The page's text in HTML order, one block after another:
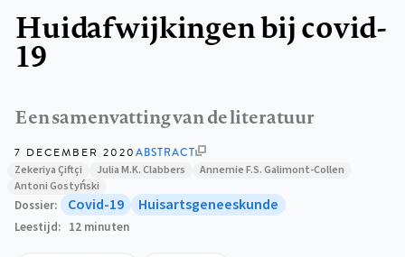
Een samenvatting van de literatuur
Huidafwijkingen bij covid-
19
7 DECEMBER 2020ABSTRACT
Zekeriya Çiftçi
Julia M.K. Clabbers
Annemie F.S. Galimont-Collen
Antoni Gostyński
Dossier Covid-19 Huisartsgeneeskunde
Leestijd 12 minuten